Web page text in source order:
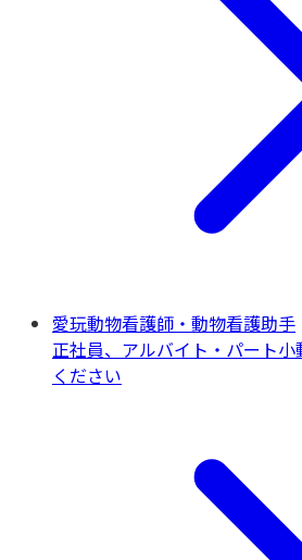
愛玩動物看護師・動物看護助手
正社員、アルバイト・パート小
ください